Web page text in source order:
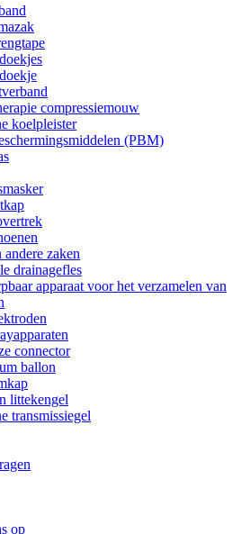
compressiemouw
koelpleister
(PBM)
andere zaken
drainagefles
apparaat voor het verzamelen van
connector
ballon
littekengel
transmissiegel
op